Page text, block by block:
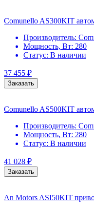
Comunello AS300KIT
Производитель:
Мощность, Вт: 280
Статус: В наличии
37 455 ₽
Заказать
Comunello AS500KIT
Производитель:
Мощность, Вт: 280
Статус: В наличии
41 028 ₽
Заказать
An Motors ASI50KIT